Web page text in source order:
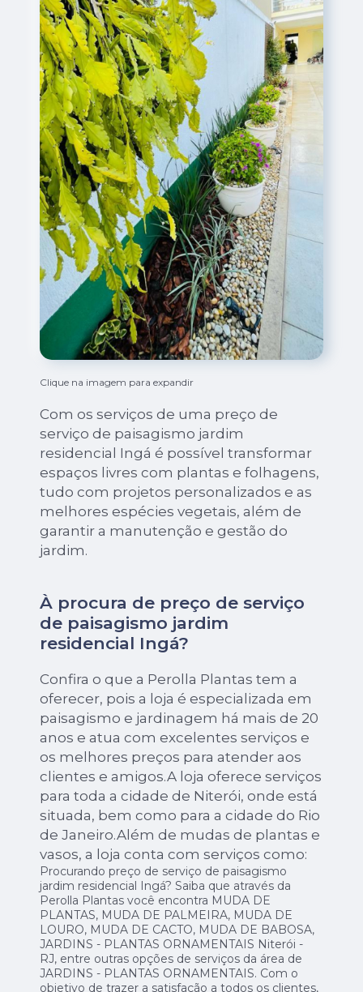
Clique na imagem para expandir
Com os serviços de uma preço de
serviço de paisagismo jardim
residencial Ingá é possível transformar
espaços livres com plantas e folhagens,
tudo com projetos personalizados e as
melhores espécies vegetais, além de
garantir a manutenção e gestão do
jardim.
À procura de preço de serviço
de paisagismo jardim
residencial Ingá?
Confira o que a Perolla Plantas tem a
oferecer, pois a loja é especializada em
paisagismo e jardinagem há mais de 20
anos e atua com excelentes serviços e
os melhores preços para atender aos
clientes e amigos.A loja oferece serviços
para toda a cidade de Niterói, onde está
situada, bem como para a cidade do Rio
de Janeiro.Além de mudas de plantas e
vasos, a loja conta com serviços como:
Procurando preço de serviço de paisagismo
jardim residencial Ingá? Saiba que através da
Perolla Plantas você encontra MUDA DE
PLANTAS, MUDA DE PALMEIRA, MUDA DE
LOURO, MUDA DE CACTO, MUDA DE BABOSA,
JARDINS - PLANTAS ORNAMENTAIS Niterói -
RJ, entre outras opções de serviços da área de
JARDINS - PLANTAS ORNAMENTAIS. Com o
objetivo de trazer a satisfação a todos os clientes,